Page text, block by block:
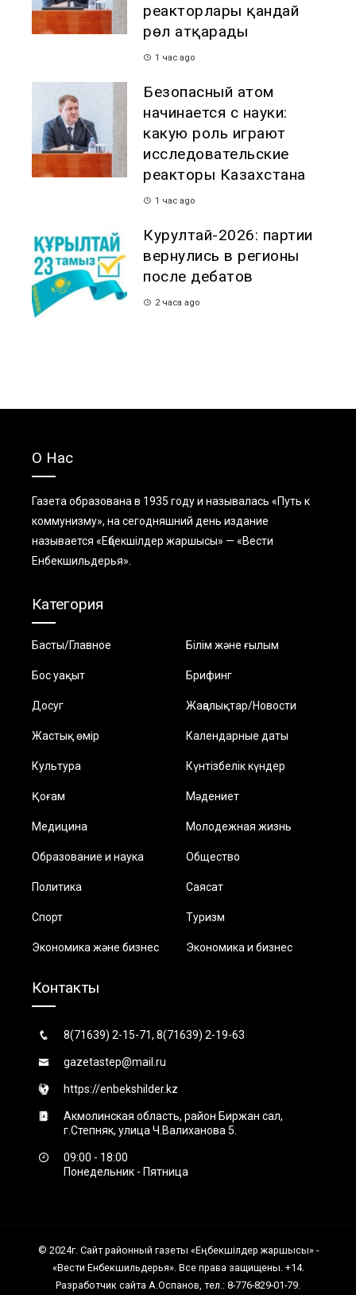
реакторлары қандай
рөл атқарады
1 час ago
Безопасный атом
начинается с науки:
какую роль играют
исследовательские
реакторы Казахстана
1 час ago
Курултай-2026: партии
вернулись в регионы
после дебатов
2 часа ago
О Нас
Газета образована в 1935 году и называлась «Путь к
коммунизму», на сегодняшний день издание
называется «Еңбекшiлдер жаршысы» — «Вести
Енбекшильдерья».
Категория
Басты/Главное Білім және ғылым
Бос уақыт Брифинг
Досуг Жаңалықтар/Новости
Жастық өмір Календарные даты
Культура Күнтізбелік күндер
Қоғам Мәдениет
Медицина Молодежная жизнь
Образование и наука Общество
Политика Саясат
Спорт Туризм
Экономика және бизнес Экономика и бизнес
Контакты
8(71639) 2-15-71, 8(71639) 2-19-63
gazetastep@mail.ru
https://enbekshilder.kz
Акмолинская область, район Биржан сал,
г.Степняк, улица Ч.Валиханова 5.
09:00 - 18:00
Понедельник - Пятница
© 2024г. Сайт районный газеты «Еңбекшiлдер жаршысы» -
«Вести Енбекшильдерья». Все права защищены. +14.
Разработчик сайта А.Оспанов, тел.: 8-776-829-01-79.